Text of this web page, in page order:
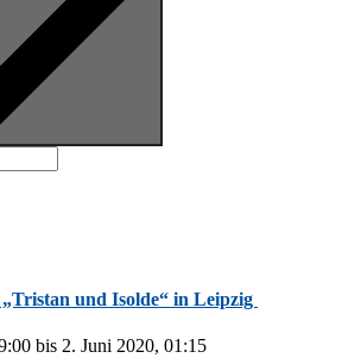
und Isolde“ in Leipzig
bis 2. Juni 2020, 01:15